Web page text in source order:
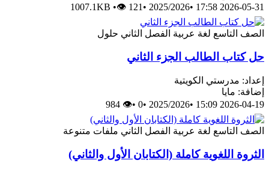
2026-05-31 17:58
•
2025/2026
•
1007.1KB •👁 121
الصف التاسع لغة عربية الفصل الثاني حلول
حل كتاب الطالب الجزء الثاني
إعداد: مدرستي الكويتية
إضافة: مايا
2026-04-19 15:09
•
2025/2026
•
0
•
👁 984
الصف التاسع لغة عربية الفصل الثاني ملفات متنوعة
الثروة اللغوية كاملة (الكتابان الأول والثاني)